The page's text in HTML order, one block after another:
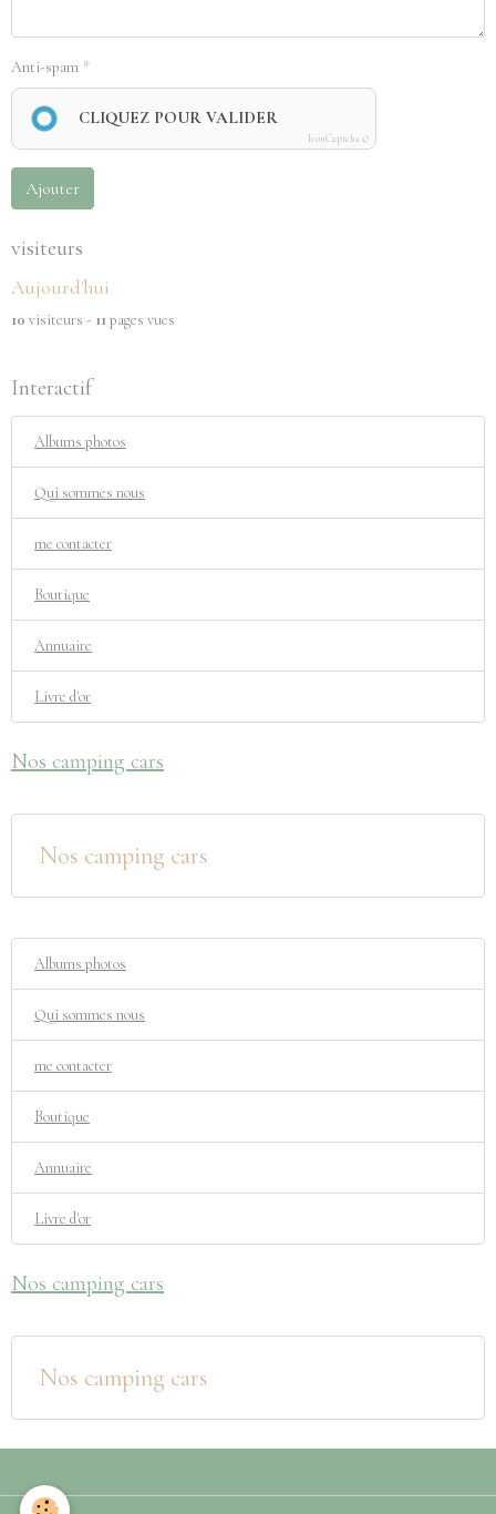
Anti-spam
CLIQUEZ POUR VALIDER
IconCaptcha ©
Ajouter
visiteurs
Aujourd'hui
10 visiteurs - 11 pages vues
Interactif
Albums photos
Qui sommes nous
me contacter
Boutique
Annuaire
Livre d'or
Nos camping cars
Nos camping cars
Albums photos
Qui sommes nous
me contacter
Boutique
Annuaire
Livre d'or
Nos camping cars
Nos camping cars